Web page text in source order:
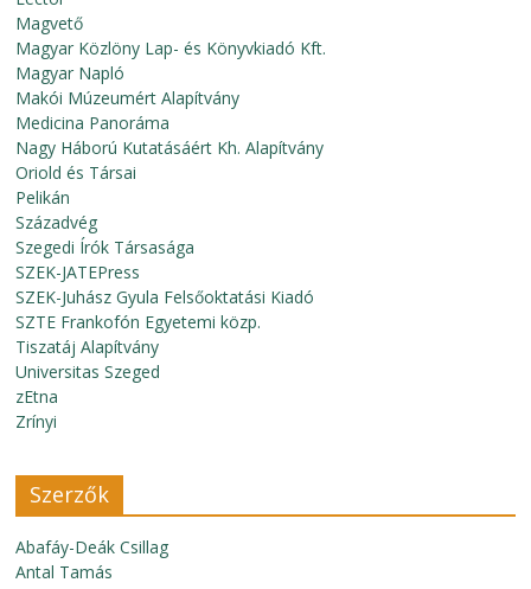
Magvető
Magyar Közlöny Lap- és Könyvkiadó Kft.
Magyar Napló
Makói Múzeumért Alapítvány
Medicina Panoráma
Nagy Háború Kutatásáért Kh. Alapítvány
Oriold és Társai
Pelikán
Századvég
Szegedi Írók Társasága
SZEK-JATEPress
SZEK-Juhász Gyula Felsőoktatási Kiadó
SZTE Frankofón Egyetemi közp.
Tiszatáj Alapítvány
Universitas Szeged
zEtna
Zrínyi
Szerzők
Abafáy-Deák Csillag
Antal Tamás